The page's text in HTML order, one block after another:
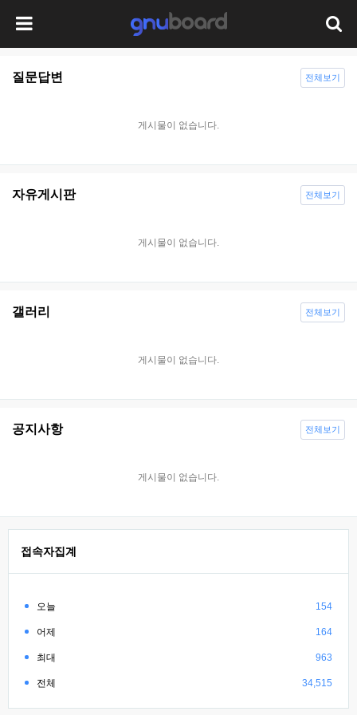
질문답변
게시물이 없습니다.
전체보기
자유게시판
게시물이 없습니다.
전체보기
갤러리
게시물이 없습니다.
전체보기
공지사항
게시물이 없습니다.
전체보기
접속자집계
오늘 154
어제 164
최대 963
전체 34,515